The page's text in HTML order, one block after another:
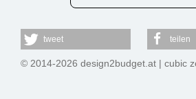
tweet teilen
© 2014-2026 design2budget.at |cubic